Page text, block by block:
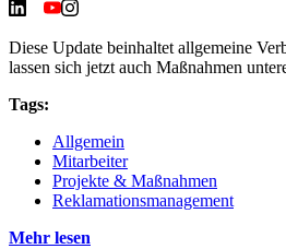
Diese Update beinhaltet allgemeine
lassen sich jetzt auch Maßnahmen
Tags:
Allgemein
Mitarbeiter
Projekte & Maßnahmen
Reklamationsmanagement
Mehr lesen